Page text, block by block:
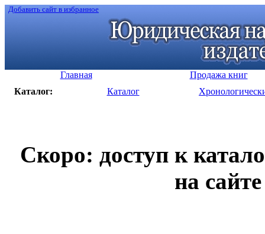
Добавить сайт в избранное
Главная
Продажа книг
Каталог:
Каталог
Скоро: доступ к
на